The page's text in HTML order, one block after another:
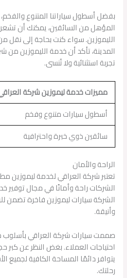
بفضل أسطول سياراتنا المتنوع والفخم،
المؤهل من السائقين، يمكنك أن تشعر
الليموزين. سواء كنت بحاجة إلى نقل
المدينة، تأكد أن خدمة الليموزين من
تجربة استثنائية ولا تُنسى.
مميزات خدمة ليموزين شركة
أسطول سيارات متنوع وفخم
سائقين ذوي خبرة واحترافية
الراحة والأمان
تعتبر شركة العراقي لخدمة ليموزين
الشركات راحة وأمانًا في مجال توفير
الشركة سيارات ليموزين فاخرة تضمن
وأنيقة.
صممت سيارات شركة العراقي بأسلوب
احتياجات العملاء. بغض النظر عن كبر
يتوافر دائمًا المساحة الكافية لجميع
رحلتك.